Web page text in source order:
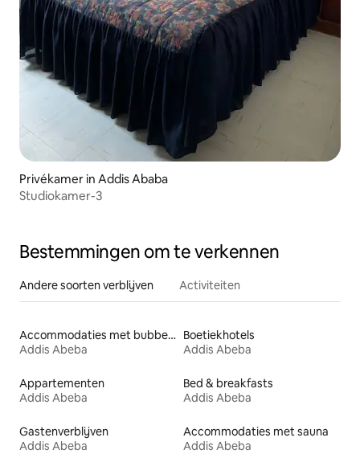
Privékamer in Addis Ababa
Studiokamer-3
Bestemmingen om te verkennen
Andere soorten verblijven Activiteiten
Accommodaties met bubbelbad
Addis Abeba
Boetiekhotels
Addis Abeba
Appartementen
Addis Abeba
Bed & breakfasts
Addis Abeba
Gastenverblijven
Addis Abeba
Accommodaties met sauna
Addis Abeba